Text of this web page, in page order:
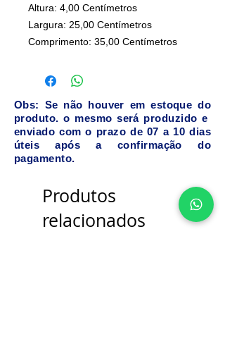
Altura: 4, 00 Centímetros
Largura: 25 ,00 Centímetros
Comprimento: 35 ,00 Centímetros
Obs: Se não houver em estoque do
produto. o mesmo será produzido e
enviado com o prazo de 07 a 10 dias
úteis após a confirmação do
pagamento.
Produtos
relacionados